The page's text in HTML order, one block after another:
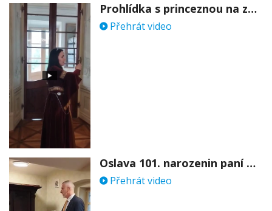
Prohlídka s princeznou na zámku Stekník
Přehrát video
Oslava 101. narozenin paní Věry Skořepové
Přehrát video